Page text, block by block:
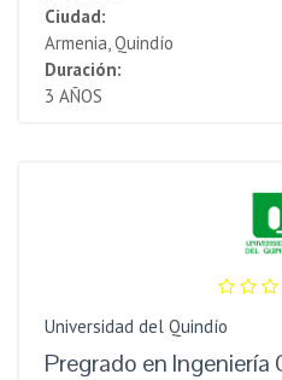
Ciudad:
Armenia, Quindío
Duración:
3 AÑOS
Universidad del Quindío
Pregrado en Ingeniería